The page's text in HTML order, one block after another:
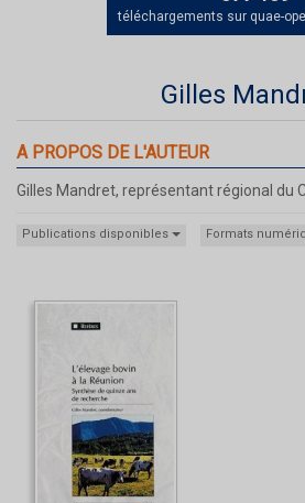
téléchargements sur quae-
Gilles
A PROPOS DE L'AUTEUR
Gilles Mandret, représentant régional du
Publications disponibles Formats